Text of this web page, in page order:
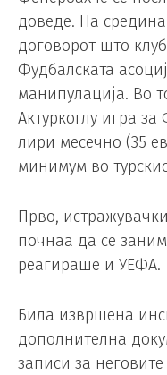
доведе. На
договорот што
Фудбалската
манипулација. Во
Актуркоглу игра
лири месечно (35
минимум во
Прво,
почнаа да се
реагираше и УЕФА.
Била извршена
дополнителна
записи за